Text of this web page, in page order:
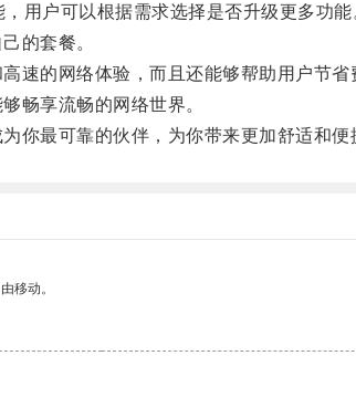
户可以根据需求选择是否升级更多功能
的套餐。
的网络体验，而且还能够帮助用户节省
畅享流畅的网络世界。
最可靠的伙伴，为你带来更加舒适和便
移动。